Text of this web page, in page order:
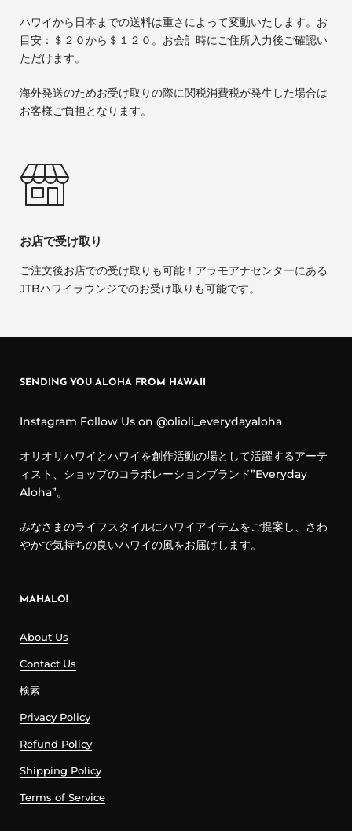
ハワイから日本までの送料は重さによって変動いたします。お
目安：＄２０から＄１２０。お会計時にご住所入力後ご確認い
ただけます。
海外発送のためお受け取りの際に関税消費税が発生した場合は
お客様ご負担となります。
お店で受け取り
ご注文後お店での受け取りも可能！アラモアナセンターにある
JTBハワイラウンジでのお受け取りも可能です。
SENDING YOU ALOHA FROM HAWAII
Instagram Follow Us on @olioli_everydayaloha
オリオリハワイとハワイを創作活動の場として活躍するアーテ
ィスト、ショップのコラボレーションブランド”Everyday
Aloha”。
みなさまのライフスタイルにハワイアイテムをご提案し、さわ
やかで気持ちの良いハワイの風をお届けします。
MAHALO!
About Us
Contact Us
検索
Privacy Policy
Refund Policy
Shipping Policy
Terms of Service